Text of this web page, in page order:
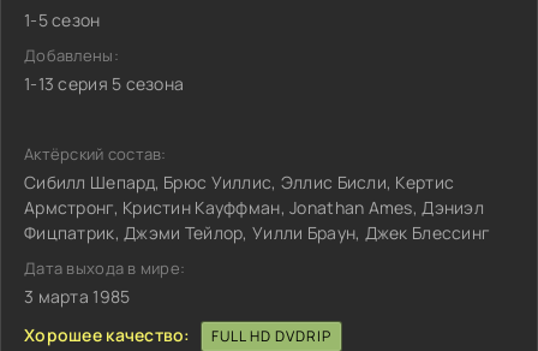
1-5 сезон
Добавлены:
1-13 серия 5 сезона
Актёрский состав:
Сибилл Шепард, Брюс Уиллис, Эллис Бисли, Кертис
Армстронг, Кристин Кауффман, Jonathan Ames, Дэниэл
Фицпатрик, Джэми Тейлор, Уилли Браун, Джек Блессинг
Дата выхода в мире:
3 марта 1985
Хорошее качество:
FULL HD DVDRIP